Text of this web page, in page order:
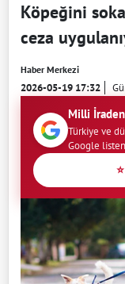
Köpeğini
ceza
Haber Merkezi
2026-05-19 17:32
Milli
Türkiye ve
Google